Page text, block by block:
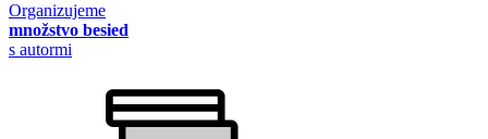
Organizujeme
množstvo besied
s autormi